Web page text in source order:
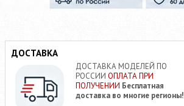
ДОСТАВКА
ДОСТАВКА МОДЕЛЕЙ ПО
РОССИИ ОПЛАТА ПРИ
ПОЛУЧЕНИИ Бесплатная
доставка во многие регионы!